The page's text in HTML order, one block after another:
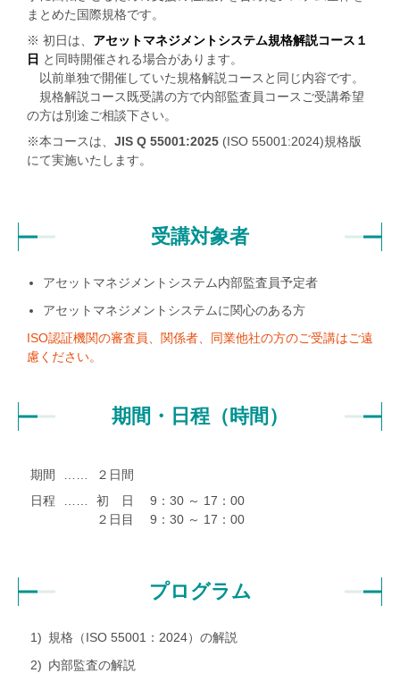
まとめた国際規格です。
※ 初日は、 アセットマネジメントシステム規格解説コース１
日 と同時開催される場合があります。
以前単独で開催していた規格解説コースと同じ内容です。
規格解説コース既受講の方で内部監査員コースご受講希望
の方は別途ご相談下さい。
※本コースは、 JIS Q 55001:2025 (ISO 55001:2024)規格版
にて実施いたします。
受講対象者
アセットマネジメントシステム内部監査員予定者
アセットマネジメントシステムに関心のある方
ISO認証機関の審査員、関係者、同業他社の方のご受講はご遠
慮ください。
期間・日程（時間）
期間
２日間
日程
初 日 9：30 ～ 17：00
２日目 9：30 ～ 17：00
プログラム
規格（ISO 55001：2024）の解説
内部監査の解説